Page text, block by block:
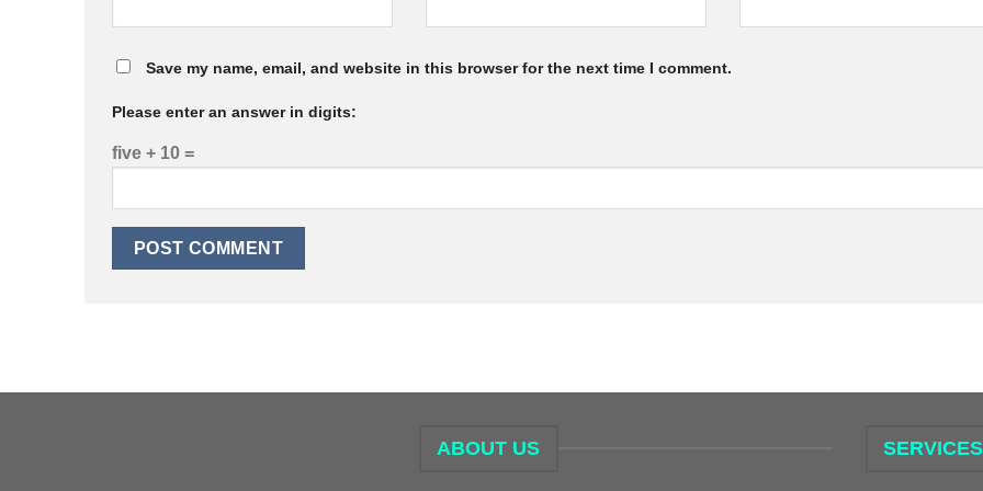
Save my name, email, and website in this browser for the next time I comment.
Please enter an answer in digits:
five + 10 =
ABOUT US SERVICES